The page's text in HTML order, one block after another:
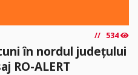
534
în nordul județului
RO-ALERT